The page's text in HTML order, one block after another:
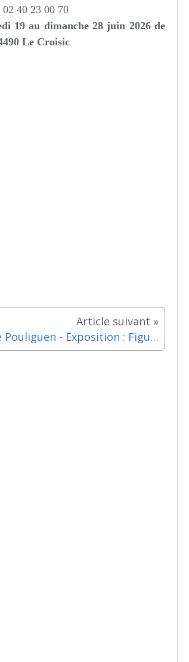
02 40 23 00 70
19 au dimanche 28 juin 2026 de
Le Croisic
Le Pouliguen - Exposition : Figuration & Abstraction jusqu'au dimanche 28 juin 2026